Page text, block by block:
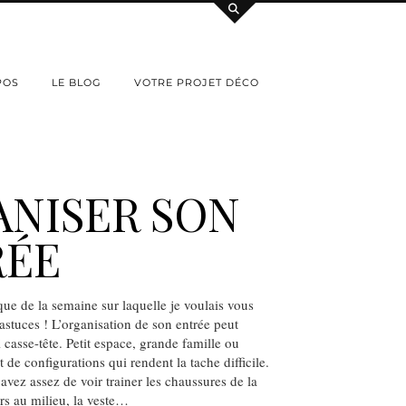
LE BLOG VOTRE PROJET DÉCO
SON
de la semaine sur laquelle je voulais vous
! L’organisation de son entrée peut
casse-tête. Petit espace, grande famille ou
de configurations qui rendent la tache difficile.
assez de voir trainer les chaussures de la
au milieu, la veste…